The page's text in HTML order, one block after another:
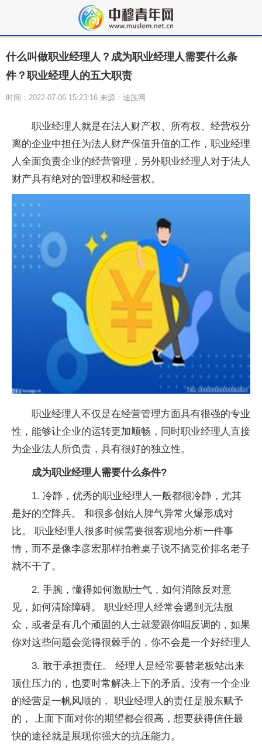
什么叫做职业经理人？成为职业经理人需要什么条
件？职业经理人的五大职责
时间：2022-07-06 15:23:16 来源：迪族网
职业经理人就是在法人财产权、所有权、经营权分
离的企业中担任为法人财产保值升值的工作，职业经理
人全面负责企业的经营管理，另外职业经理人对于法人
财产具有绝对的管理权和经营权。
职业经理人不仅是在经营管理方面具有很强的专业
性，能够让企业的运转更加顺畅，同时职业经理人直接
为企业法人所负责，具有很好的独立性。
成为职业经理人需要什么条件?
1. 冷静，优秀的职业经理人一般都很冷静，尤其
是好的空降兵。 和很多创始人脾气异常火爆形成对
比。 职业经理人很多时候需要很客观地分析一件事
情，而不是像李彦宏那样拍着桌子说不搞竞价排名老子
就不干了。
2. 手腕，懂得如何激励士气，如何消除反对意
见，如何清除障碍。 职业经理人经常会遇到无法服
众，或者是有几个顽固的人士就爱跟你唱反调的，如果
你对这些问题会觉得很棘手的，你不会是一个好经理人
3. 敢于承担责任。 经理人是经常要替老板站出来
顶住压力的，也要时常解决上下的矛盾。没有一个企业
的经营是一帆风顺的， 职业经理人的责任是股东赋予
的， 上面下面对你的期望都会很高，想要获得信任最
快的途径就是展现你强大的抗压能力。